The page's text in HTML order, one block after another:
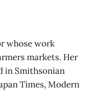
whose work
markets. Her
in Smithsonian
Times, Modern